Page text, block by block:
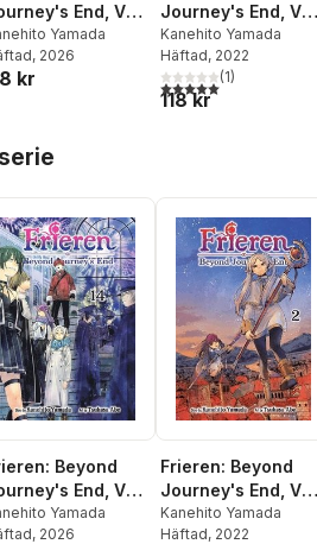
röster:
End, Vol.
Yamada
, 2026
kr
Journey's End,
2
Kanehito Yamada
Häftad, 2022
5,0utav 5 stjärnor.
(1)
118 kr
Beyond
End, Vol.
Yamada
, 2026
Frieren: Beyond
Journey's End,
2
Kanehito Yamada
Häftad, 2022